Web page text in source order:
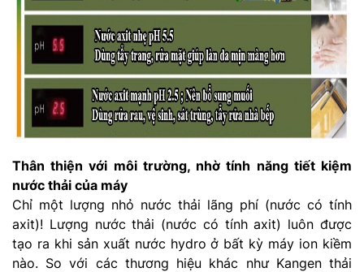
Thân thiện với môi trường, nhờ tính năng tiết kiệm
nước thải của máy
Chỉ một lượng nhỏ nước thải lãng phí (nước có tính
axit)! Lượng nước thải (nước có tính axit) luôn được
tạo ra khi sản xuất nước hydro ở bất kỳ máy ion kiềm
nào. So với các thương hiệu khác như Kangen thải